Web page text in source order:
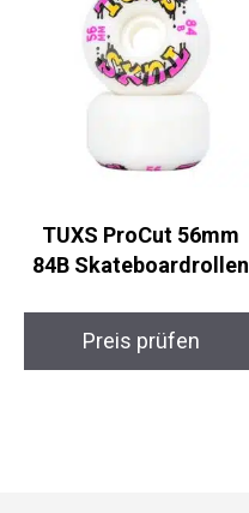
TUXS ProCut 56mm
84B Skateboardrollen
Preis prüfen